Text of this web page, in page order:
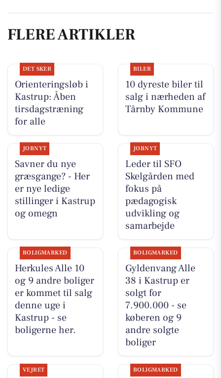
FLERE ARTIKLER
DET SKER
Orienteringsløb i
Kastrup: Åben
tirsdagstræning
for alle
BILER
10 dyreste biler til
salg i nærheden af
Tårnby Kommune
JOBNYT
Savner du nye
græsgange? - Her
er nye ledige
stillinger i Kastrup
og omegn
JOBNYT
Leder til SFO
Skelgården med
fokus på
pædagogisk
udvikling og
samarbejde
BOLIGMARKED
Herkules Alle 10
og 9 andre boliger
er kommet til salg
denne uge i
Kastrup - se
boligerne her.
BOLIGMARKED
Gyldenvang Alle
38 i Kastrup er
solgt for
7.900.000 - se
køberen og 9
andre solgte
boliger
VEJRET BOLIGMARKED